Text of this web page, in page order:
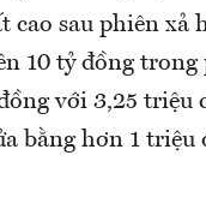
cao sau phiên xả
10 tỷ đồng
với 3,25 triệu
bằng hơn 1 triệu